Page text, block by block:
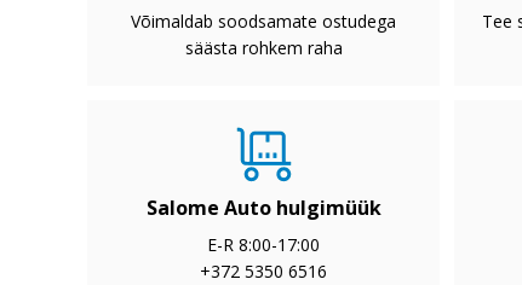
Võimaldab soodsamate ostudega
säästa rohkem raha
Tee
Salome Auto hulgimüük
E-R 8:00-17:00
+372 5350 6516